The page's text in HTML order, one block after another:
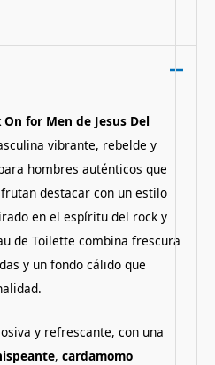
On for Men de Jesus Del
vibrante, rebelde y
hombres auténticos que
destacar con un estilo
en el espíritu del rock y
de Toilette combina frescura
y un fondo cálido que
y refrescante, con una
, cardamomo